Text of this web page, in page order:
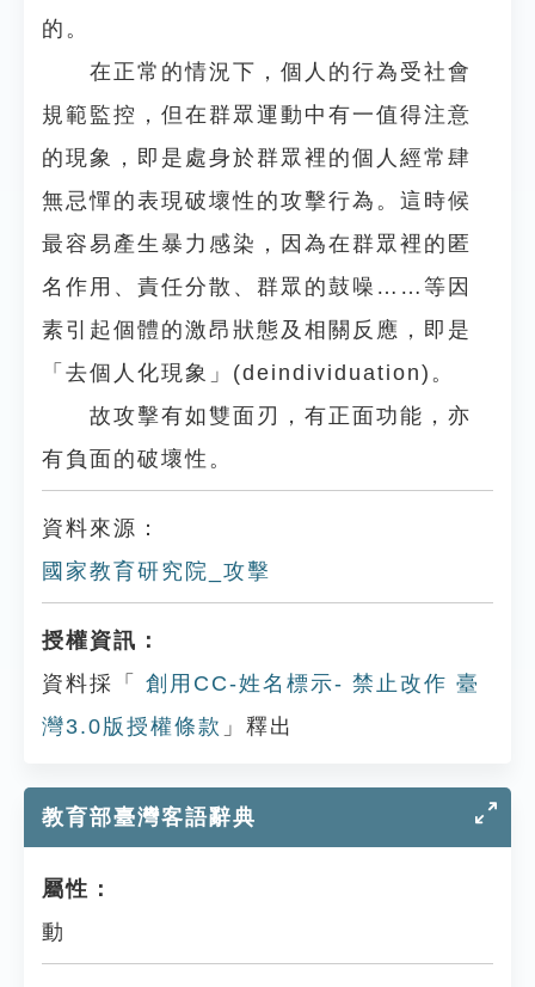
的。
在正常的情況下，個人的行為受社會
規範監控，但在群眾運動中有一值得注意
的現象，即是處身於群眾裡的個人經常肆
無忌憚的表現破壞性的攻擊行為。這時候
最容易產生暴力感染，因為在群眾裡的匿
名作用、責任分散、群眾的鼓噪……等因
素引起個體的激昂狀態及相關反應，即是
「去個人化現象」(deindividuation)。
故攻擊有如雙面刃，有正面功能，亦
有負面的破壞性。
資料來源：
國家教育研究院_攻擊
授權資訊：
資料採「
創用CC-姓名標示- 禁止改作 臺
灣3.0版授權條款 」釋出
教育部臺灣客語辭典
屬性：
動